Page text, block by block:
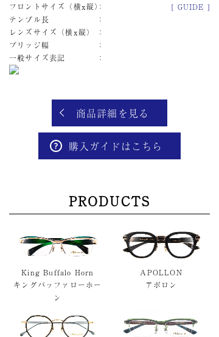
[ GUIDE ]
フロントサイズ（横x縦）
テンプル長
レンズサイズ（横x縦）
ブリッジ幅
一般サイズ表記
商品詳細を見る
購入ガイドはこちら
PRODUCTS
King Buffalo Horn
キングバッファローホー
ン
APOLLON
アポロン